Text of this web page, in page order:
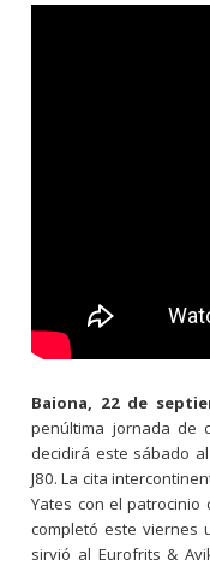
Baiona, 22 de
penúltima jornada de
decidirá este sábado
J80. La cita
Yates con el patrocinio
completó este viernes
sirvió al Eurofrits &